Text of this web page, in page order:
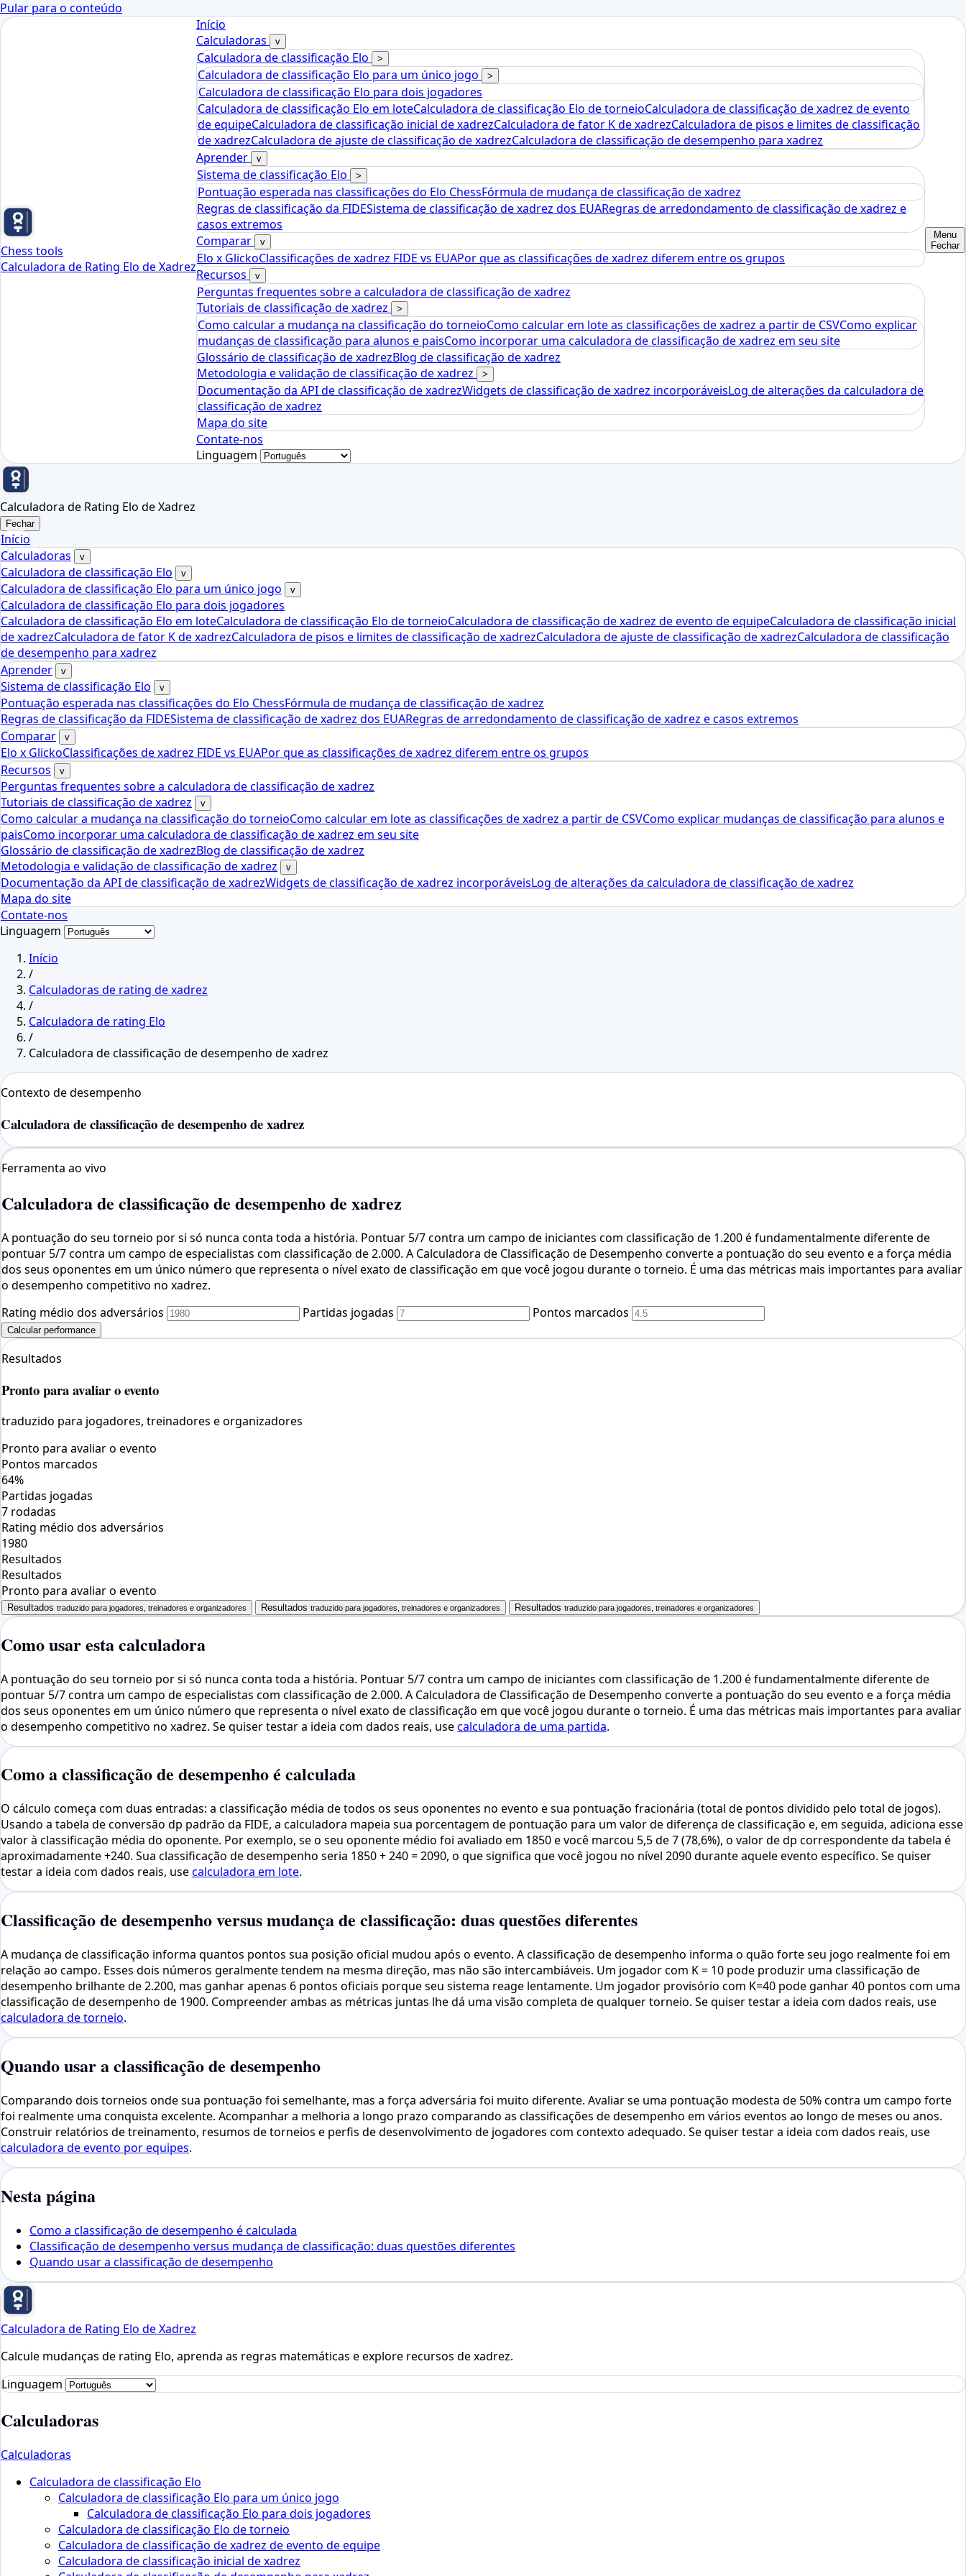
Pular para o conteúdo
Chess tools
Calculadora de Rating Elo de Xadrez
Início
Calculadoras
v
Calculadora de classificação Elo >
Calculadora de classificação Elo para um único jogo >
Calculadora de classificação Elo para dois jogadores
Calculadora de classificação Elo em loteCalculadora de classificação Elo de torneioCalculadora de classificação de xadrez de evento
de equipeCalculadora de classificação inicial de xadrezCalculadora de fator K de xadrezCalculadora de pisos e limites de classificação
de xadrezCalculadora de ajuste de classificação de xadrezCalculadora de classificação de desempenho para xadrez
Aprender
v
Sistema de classificação Elo >
Pontuação esperada nas classificações do Elo ChessFórmula de mudança de classificação de xadrez
Regras de classificação da FIDESistema de classificação de xadrez dos EUARegras de arredondamento de classificação de xadrez e
casos extremos
Comparar
v
Elo x GlickoClassificações de xadrez FIDE vs EUAPor que as classificações de xadrez diferem entre os grupos
Recursos
v
Perguntas frequentes sobre a calculadora de classificação de xadrez
Tutoriais de classificação de xadrez
>
Como calcular a mudança na classificação do torneioComo calcular em lote as classificações de xadrez a partir de CSVComo explicar
mudanças de classificação para alunos e paisComo incorporar uma calculadora de classificação de xadrez em seu site
Glossário de classificação de xadrezBlog de classificação de xadrez
Metodologia e validação de classificação de xadrez
>
Documentação da API de classificação de xadrezWidgets de classificação de xadrez incorporáveisLog de alterações da calculadora de
classificação de xadrez
Mapa do site
Contate-nos
Linguagem
Menu
Fechar
Calculadora de Rating Elo de Xadrez
Fechar
Início
Calculadoras
v
Calculadora de classificação Elo v
Calculadora de classificação Elo para um único jogo v
Calculadora de classificação Elo para dois jogadores
Calculadora de classificação Elo em loteCalculadora de classificação Elo de torneioCalculadora de classificação de xadrez de evento de equipeCalculadora de classificação inicial
de xadrezCalculadora de fator K de xadrezCalculadora de pisos e limites de classificação de xadrezCalculadora de ajuste de classificação de xadrezCalculadora de classificação
de desempenho para xadrez
Aprender
v
Sistema de classificação Elo v
Pontuação esperada nas classificações do Elo ChessFórmula de mudança de classificação de xadrez
Regras de classificação da FIDESistema de classificação de xadrez dos EUARegras de arredondamento de classificação de xadrez e casos extremos
Comparar
v
Elo x GlickoClassificações de xadrez FIDE vs EUAPor que as classificações de xadrez diferem entre os grupos
Recursos
v
Perguntas frequentes sobre a calculadora de classificação de xadrez
Tutoriais de classificação de xadrez
v
Como calcular a mudança na classificação do torneioComo calcular em lote as classificações de xadrez a partir de CSVComo explicar mudanças de classificação para alunos e
paisComo incorporar uma calculadora de classificação de xadrez em seu site
Glossário de classificação de xadrezBlog de classificação de xadrez
Metodologia e validação de classificação de xadrez
v
Documentação da API de classificação de xadrezWidgets de classificação de xadrez incorporáveisLog de alterações da calculadora de classificação de xadrez
Mapa do site
Contate-nos
Linguagem
Início
/
Calculadoras de rating de xadrez
/
Calculadora de rating Elo
/
Calculadora de classificação de desempenho de xadrez
Contexto de desempenho
Calculadora de classificação de desempenho de xadrez
Ferramenta ao vivo
Calculadora de classificação de desempenho de xadrez
A pontuação do seu torneio por si só nunca conta toda a história. Pontuar 5/7 contra um campo de iniciantes com classificação de 1.200 é fundamentalmente diferente de
pontuar 5/7 contra um campo de especialistas com classificação de 2.000. A Calculadora de Classificação de Desempenho converte a pontuação do seu evento e a força média
dos seus oponentes em um único número que representa o nível exato de classificação em que você jogou durante o torneio. É uma das métricas mais importantes para avaliar
o desempenho competitivo no xadrez.
Rating médio dos adversários
Partidas jogadas Pontos marcados
Calcular performance
Resultados
Pronto para avaliar o evento
traduzido para jogadores, treinadores e organizadores
Pronto para avaliar o evento
Pontos marcados
64%
Partidas jogadas
7 rodadas
Rating médio dos adversários
1980
Resultados
Resultados
Pronto para avaliar o evento
Resultados traduzido para jogadores, treinadores e organizadores Resultados traduzido para jogadores, treinadores e organizadores Resultados traduzido para jogadores, treinadores e organizadores
Como usar esta calculadora
A pontuação do seu torneio por si só nunca conta toda a história. Pontuar 5/7 contra um campo de iniciantes com classificação de 1.200 é fundamentalmente diferente de
pontuar 5/7 contra um campo de especialistas com classificação de 2.000. A Calculadora de Classificação de Desempenho converte a pontuação do seu evento e a força média
dos seus oponentes em um único número que representa o nível exato de classificação em que você jogou durante o torneio. É uma das métricas mais importantes para avaliar
o desempenho competitivo no xadrez. Se quiser testar a ideia com dados reais, usecalculadora de uma partida.
Como a classificação de desempenho é calculada
O cálculo começa com duas entradas: a classificação média de todos os seus oponentes no evento e sua pontuação fracionária (total de pontos dividido pelo total de jogos).
Usando a tabela de conversão dp padrão da FIDE, a calculadora mapeia sua porcentagem de pontuação para um valor de diferença de classificação e, em seguida, adiciona esse
valor à classificação média do oponente. Por exemplo, se o seu oponente médio foi avaliado em 1850 e você marcou 5,5 de 7 (78,6%), o valor de dp correspondente da tabela é
aproximadamente +240. Sua classificação de desempenho seria 1850 + 240 = 2090, o que significa que você jogou no nível 2090 durante aquele evento específico. Se quiser
testar a ideia com dados reais, usecalculadora em lote.
Classificação de desempenho versus mudança de classificação: duas questões diferentes
A mudança de classificação informa quantos pontos sua posição oficial mudou após o evento. A classificação de desempenho informa o quão forte seu jogo realmente foi em
relação ao campo. Esses dois números geralmente tendem na mesma direção, mas não são intercambiáveis. Um jogador com K = 10 pode produzir uma classificação de
desempenho brilhante de 2.200, mas ganhar apenas 6 pontos oficiais porque seu sistema reage lentamente. Um jogador provisório com K=40 pode ganhar 40 pontos com uma
classificação de desempenho de 1900. Compreender ambas as métricas juntas lhe dá uma visão completa de qualquer torneio. Se quiser testar a ideia com dados reais, use
calculadora de torneio.
Quando usar a classificação de desempenho
Comparando dois torneios onde sua pontuação foi semelhante, mas a força adversária foi muito diferente. Avaliar se uma pontuação modesta de 50% contra um campo forte
foi realmente uma conquista excelente. Acompanhar a melhoria a longo prazo comparando as classificações de desempenho em vários eventos ao longo de meses ou anos.
Construir relatórios de treinamento, resumos de torneios e perfis de desenvolvimento de jogadores com contexto adequado. Se quiser testar a ideia com dados reais, use
calculadora de evento por equipes.
Nesta página
Como a classificação de desempenho é calculada
Classificação de desempenho versus mudança de classificação: duas questões diferentes
Quando usar a classificação de desempenho
Calculadora de Rating Elo de Xadrez
Calcule mudanças de rating Elo, aprenda as regras matemáticas e explore recursos de xadrez.
Linguagem
Calculadoras
Calculadoras
Calculadora de classificação Elo
Calculadora de classificação Elo para um único jogo
Calculadora de classificação Elo para dois jogadores
Calculadora de classificação Elo de torneio
Calculadora de classificação de xadrez de evento de equipe
Calculadora de classificação inicial de xadrez